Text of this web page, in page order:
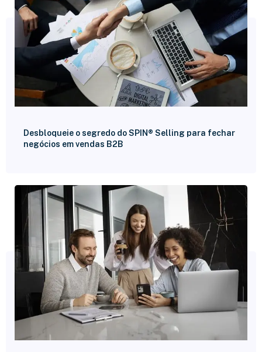
Desbloqueie o segredo do SPIN® Selling para fechar
negócios em vendas B2B